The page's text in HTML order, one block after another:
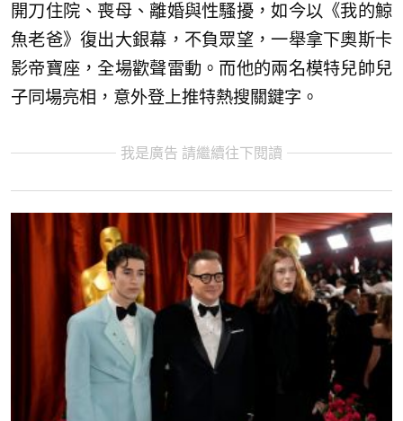
開刀住院、喪母、離婚與性騷擾，如今以《我的鯨
魚老爸》復出大銀幕，不負眾望，一舉拿下奧斯卡
影帝寶座，全場歡聲雷動。而他的兩名模特兒帥兒
子同場亮相，意外登上推特熱搜關鍵字。
我是廣告 請繼續往下閱讀